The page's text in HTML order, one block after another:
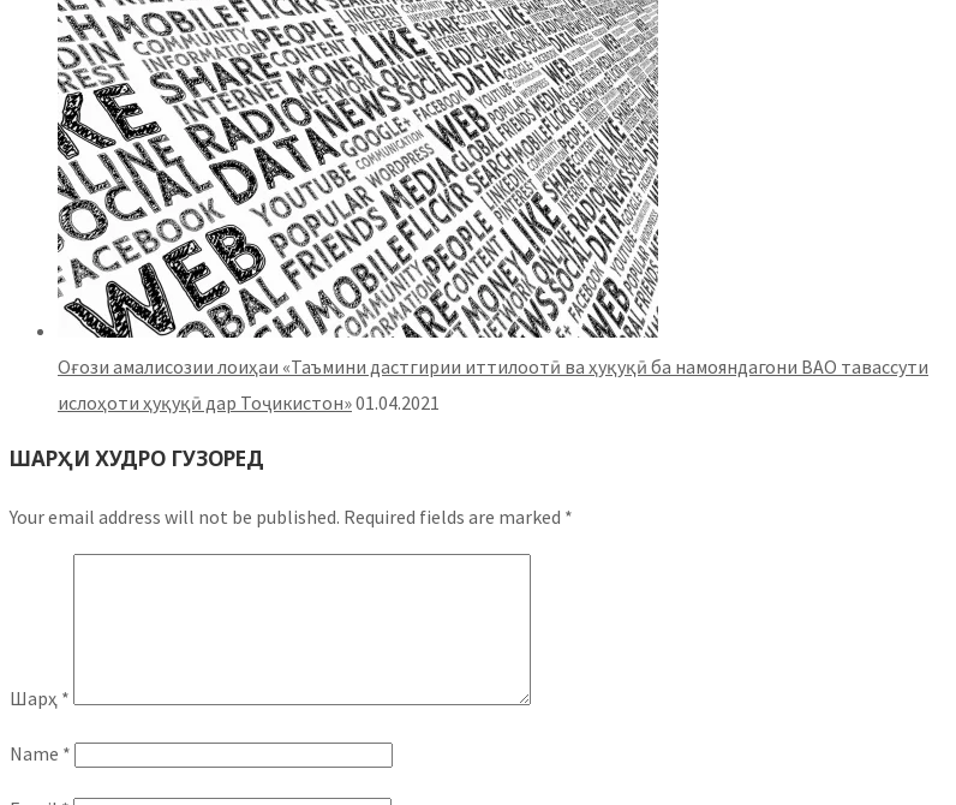
Оғози амалисозии лоиҳаи «Таъмини дастгирии иттилоотӣ ва ҳуқуқӣ ба намояндагони ВАО тавассути
ислоҳоти ҳуқуқӣ дар Тоҷикистон»01.04.2021
ШАРҲИ ХУДРО ГУЗОРЕД
Your email address will not be published. Required fields are marked *
Шарҳ *
Name *